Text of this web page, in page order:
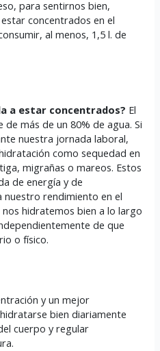
para sentirnos bien,
concentrados en el
al menos, 1,5 l. de
a estar concentrados? El
más de un 80% de agua. Si
nuestra jornada laboral,
como sequedad en
migrañas o mareos. Estos
de energía y de
nuestro rendimiento en el
hidratemos bien a lo largo
de que
o físico.
y un mejor
bien diariamente
cuerpo y regular